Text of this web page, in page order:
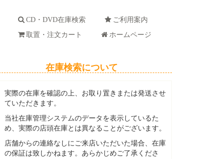
CD・DVD在庫検索
ご利用案内
取置・注文カート ホームページ
在庫検索について
実際の在庫を確認の上、お取り置きまたは発送させ
ていただきます。
当社在庫管理システムのデータを表示しているた
め、実際の店頭在庫とは異なることがございます。
店舗からの連絡なしにご来店いただいた場合、在庫
の保証は致しかねます。あらかじめご了承くださ